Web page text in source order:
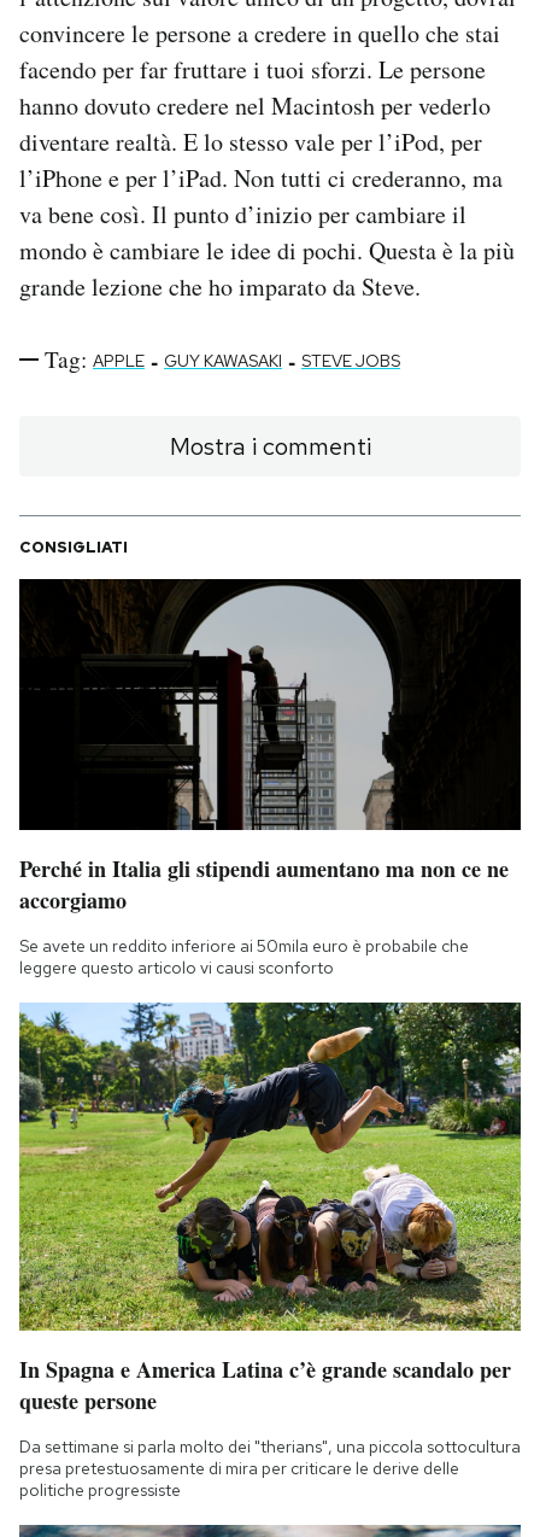
convincere le persone a credere in quello che stai
facendo per far fruttare i tuoi sforzi. Le persone
hanno dovuto credere nel Macintosh per vederlo
diventare realtà. E lo stesso vale per l’iPod, per
l’iPhone e per l’iPad. Non tutti ci crederanno, ma
va bene così. Il punto d’inizio per cambiare il
mondo è cambiare le idee di pochi. Questa è la più
grande lezione che ho imparato da Steve.
Tag: APPLE - GUY KAWASAKI - STEVE JOBS
Mostra i commenti
CONSIGLIATI
Perché in Italia gli stipendi aumentano ma non ce ne
accorgiamo
Se avete un reddito inferiore ai 50mila euro è probabile che
leggere questo articolo vi causi sconforto
In Spagna e America Latina c’è grande scandalo per
queste persone
Da settimane si parla molto dei "therians", una piccola sottocultura
presa pretestuosamente di mira per criticare le derive delle
politiche progressiste